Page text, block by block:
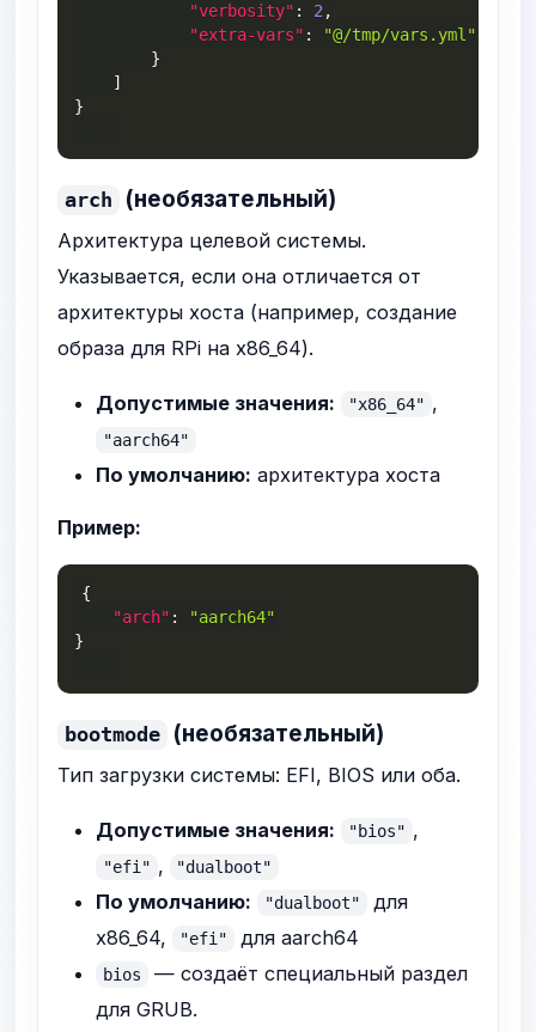
"verbosity" : 2 ,
"extra-vars" :
"@/tmp/vars.yml"
}
]
}
arch (необязательный)
Архитектура целевой системы.
Указывается, если она отличается от
архитектуры хоста (например, создание
образа для RPi на x86_64).
Допустимые значения: "x86_64" ,
"aarch64"
По умолчанию: архитектура хоста
Пример:
{
"arch" :
"aarch64"
}
bootmode (необязательный)
Тип загрузки системы: EFI, BIOS или оба.
Допустимые значения: "bios" ,
"efi" , "dualboot"
По умолчанию: "dualboot"
для
x86_64,
"efi" для aarch64
bios
— создаёт специальный раздел
для GRUB.